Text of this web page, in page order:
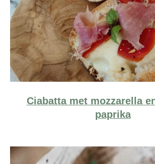
Ciabatta met mozzarella
paprika